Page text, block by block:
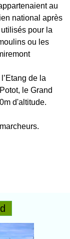
au
national après
pour la
ou les
de la
le Grand
d'altitude.